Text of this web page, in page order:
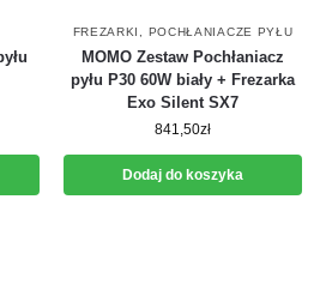
FREZARKI POCHŁANIACZE PYŁU
MOMO Zestaw Pochłaniacz
pyłu P30 60W biały + Frezarka
Exo Silent SX7
841,50zł
Dodaj do koszyka